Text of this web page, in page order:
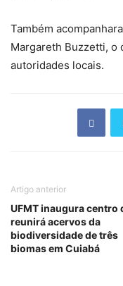
Também
Margareth Buzzetti, o
autoridades locais.
Artigo anterior
UFMT inaugura centro
reunirá acervos da
biodiversidade de três
biomas em Cuiabá